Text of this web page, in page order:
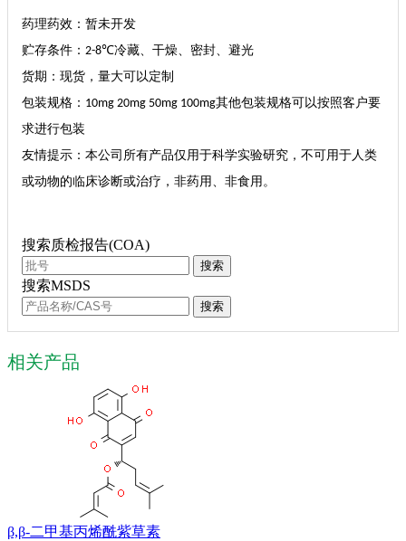
药理药效：暂未开发
贮存条件： 2-8℃冷藏、干燥、密封、避光
货期：现货，量大可以定制
包装规格： 10mg 20mg 50mg 100mg其他包装规格可以按照客户要
求进行包装
友情提示：本公司所有产品仅用于科学实验研究，不可用于人类
或动物的临床诊断或治疗，非药用、非食用。
搜索质检报告(COA)
搜索
搜索MSDS
搜索
相关产品
β,β-二甲基丙烯酰紫草素